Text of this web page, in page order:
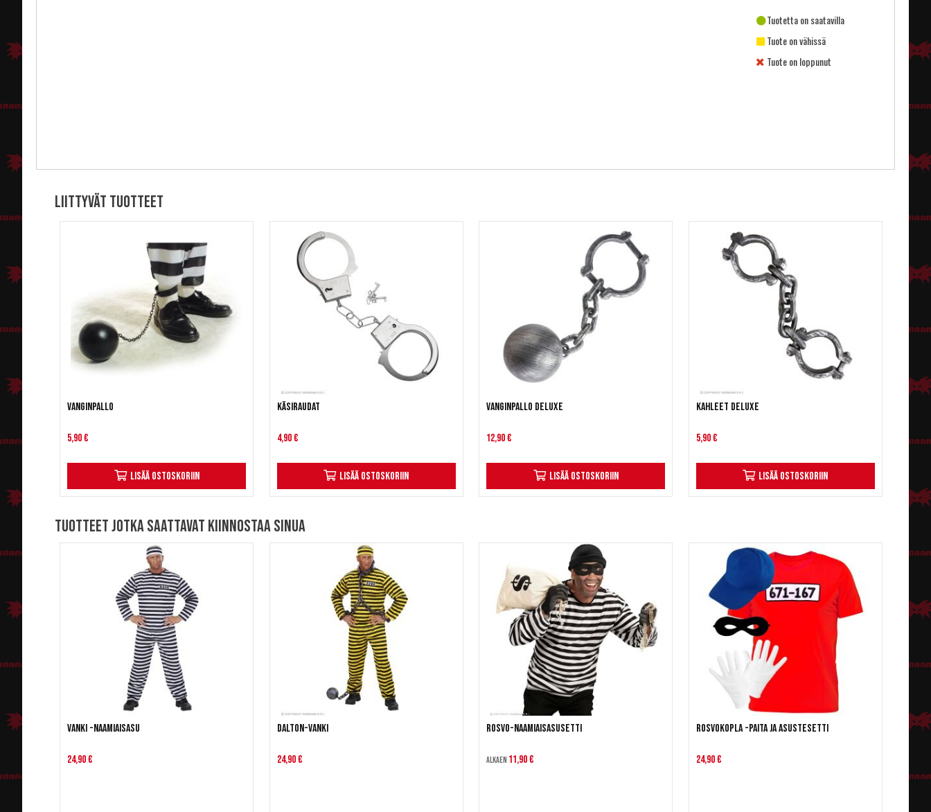
Tuotetta on saatavilla
Tuote on vähissä
Tuote on loppunut
Liittyvät tuotteet
Vanginpallo
5,90 €
Lisää ostoskoriin
Käsiraudat
4,90 €
Lisää ostoskoriin
Vanginpallo deluxe
12,90 €
Lisää ostoskoriin
Kahleet deluxe
5,90 €
Lisää ostoskoriin
Tuotteet jotka saattavat kiinnostaa sinua
Vanki -naamiaisasu
24,90 €
Dalton-vanki
24,90 €
Rosvo-naamiaisasusetti
Alkaen 11,90 €
Rosvokopla -paita ja asustesetti
24,90 €